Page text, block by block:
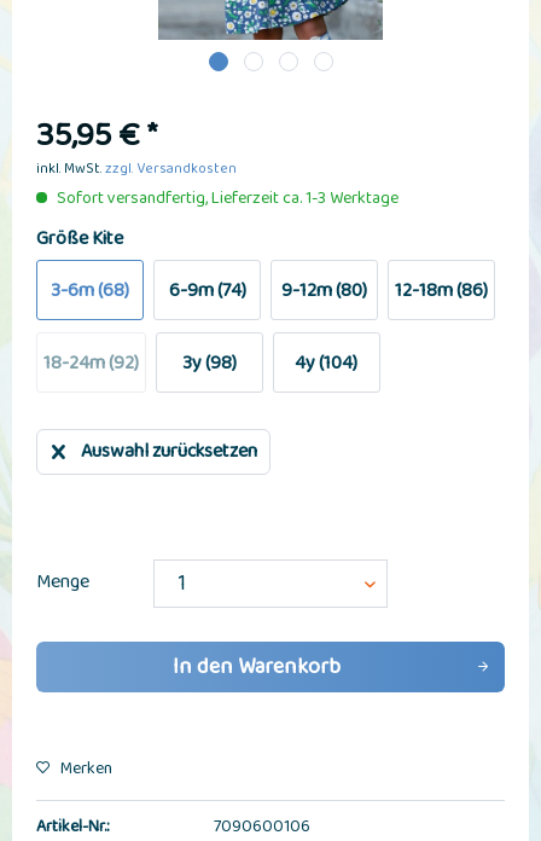
35,95 € *
inkl. MwSt.zzgl. Versandkosten
Sofort versandfertig, Lieferzeit ca. 1-3 Werktage
Größe Kite
3-6m (68)
6-9m (74) 9-12m (80) 12-18m (86)
18-24m (92) 3y (98) 4y (104)
Auswahl zurücksetzen
Menge
In den Warenkorb
Merken
Artikel-Nr.:
7090600106